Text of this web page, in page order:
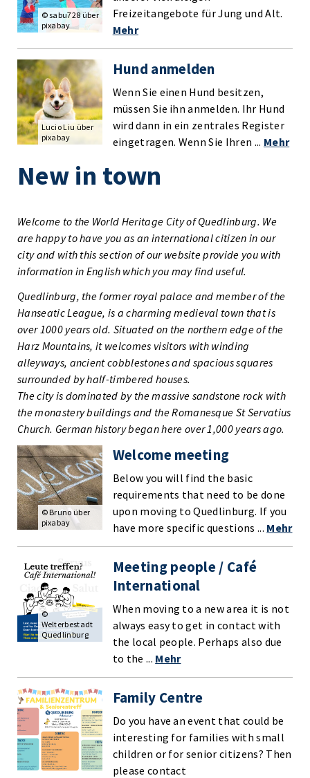
Freizeitangebote für Jung und Alt.
Mehr
© sabu728 über
pixabay
Hund anmelden
Wenn Sie einen Hund besitzen,
müssen Sie ihn anmelden. Ihr Hund
wird dann in ein zentrales Register
eingetragen. Wenn Sie Ihren ... Mehr
Lucio Liu über
pixabay
New in town
Welcome to the World Heritage City of Quedlinburg. We
are happy to have you as an international citizen in our
city and with this section of our website provide you with
information in English which you may find useful.
Quedlinburg, the former royal palace and member of the
Hanseatic League, is a charming medieval town that is
over 1000 years old. Situated on the northern edge of the
Harz Mountains, it welcomes visitors with winding
alleyways, ancient cobblestones and spacious squares
surrounded by half-timbered houses.
The city is dominated by the massive sandstone rock with
the monastery buildings and the Romanesque St Servatius
Church. German history began here over 1,000 years ago.
Welcome meeting
Below you will find the basic
requirements that need to be done
upon moving to Quedlinburg. If you
have more specific questions ... Mehr
© Bruno über
pixabay
Meeting people / Café
International
When moving to a new area it is not
always easy to get in contact with
the local people. Perhaps also due
to the ... Mehr
©
Welterbestadt
Quedlinburg
Family Centre
Do you have an event that could be
interesting for families with small
children or for senior citizens? Then
please contact